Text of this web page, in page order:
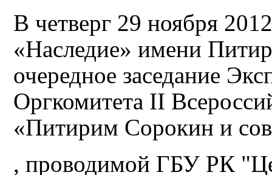
В четверг 29 ноября
«Наследие» имени
очередное заседание
Оргкомитета II
«Питирим Сорокин и
, проводимой ГБУ РК